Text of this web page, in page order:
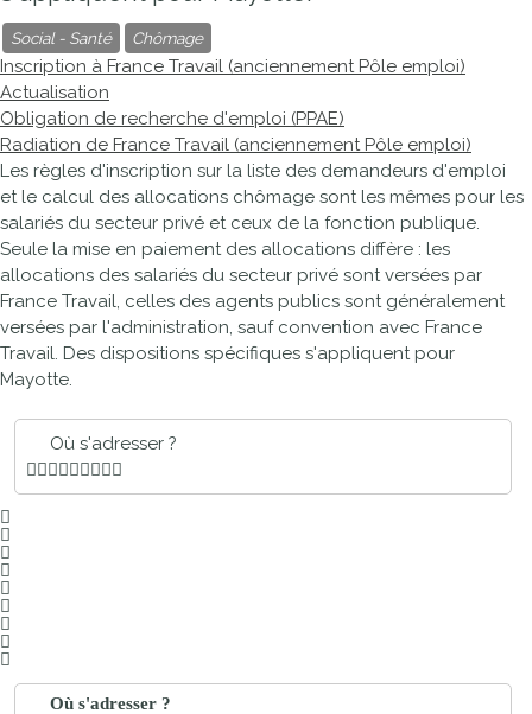
Social - Santé Chômage
Inscription à France Travail (anciennement Pôle emploi)
Actualisation
Obligation de recherche d'emploi (PPAE)
Radiation de France Travail (anciennement Pôle emploi)
Les règles d'inscription sur la liste des demandeurs d'emploi
et le calcul des allocations chômage sont les mêmes pour les
salariés du secteur privé et ceux de la fonction publique.
Seule la mise en paiement des allocations diffère : les
allocations des salariés du secteur privé sont versées par
France Travail, celles des agents publics sont généralement
versées par l'administration, sauf convention avec France
Travail. Des dispositions spécifiques s'appliquent pour
Mayotte.
Où s'adresser ?
Où s'adresser ?